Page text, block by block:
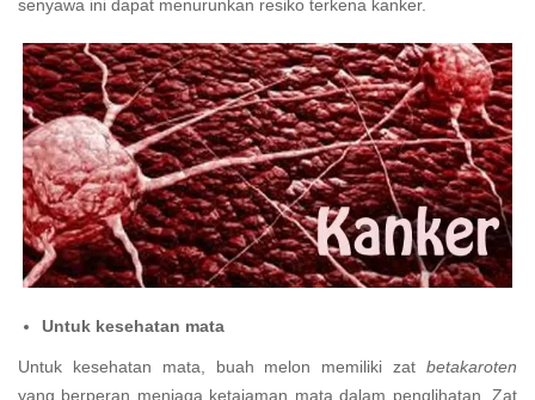
senyawa ini dapat menurunkan resiko terkena kanker.
Untuk kesehatan mata
Untuk kesehatan mata, buah melon memiliki zat betakaroten
yang berperan menjaga ketajaman mata dalam penglihatan. Zat